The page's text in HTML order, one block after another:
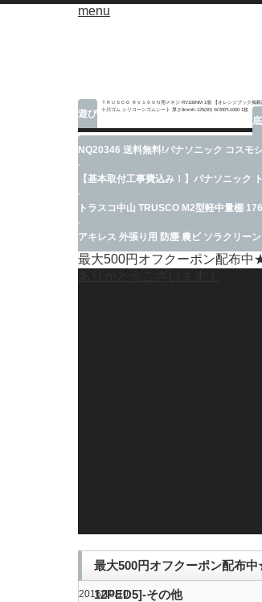
menu
遊び
ＴＲＵＳＣＯ ＲＶ１００Ｎ用メネジ RV100NM 1個 【オレンジブック掲載
十川ゴム シリコーンゴムシート 厚さ8mmK-125(50) W200*L1000 1枚
NQ20346 送料無料!パナソニック コスモ
【基本取付工事費込み！】パナソニック
トラスコ中山 TRUSCO M2型軽中量棚
アキレス 外張り用 防塵 農ビ ソラクリー
最大500円オフクーポン配布中
最大500円オフクーポン配布
12PED5]-その他
2016/10/10